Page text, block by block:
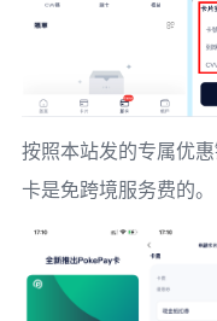
按照本站发的专属优
卡是免跨境服务费的。